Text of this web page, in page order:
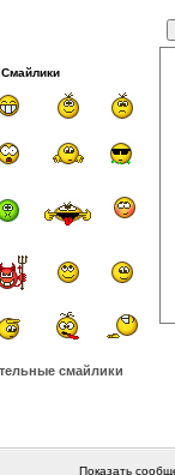
Смайлики
смайлики
Показать